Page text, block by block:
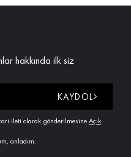
hakkında ilk siz
KAYDOL
ileti olarak gönderilmesineAçık
anladım.